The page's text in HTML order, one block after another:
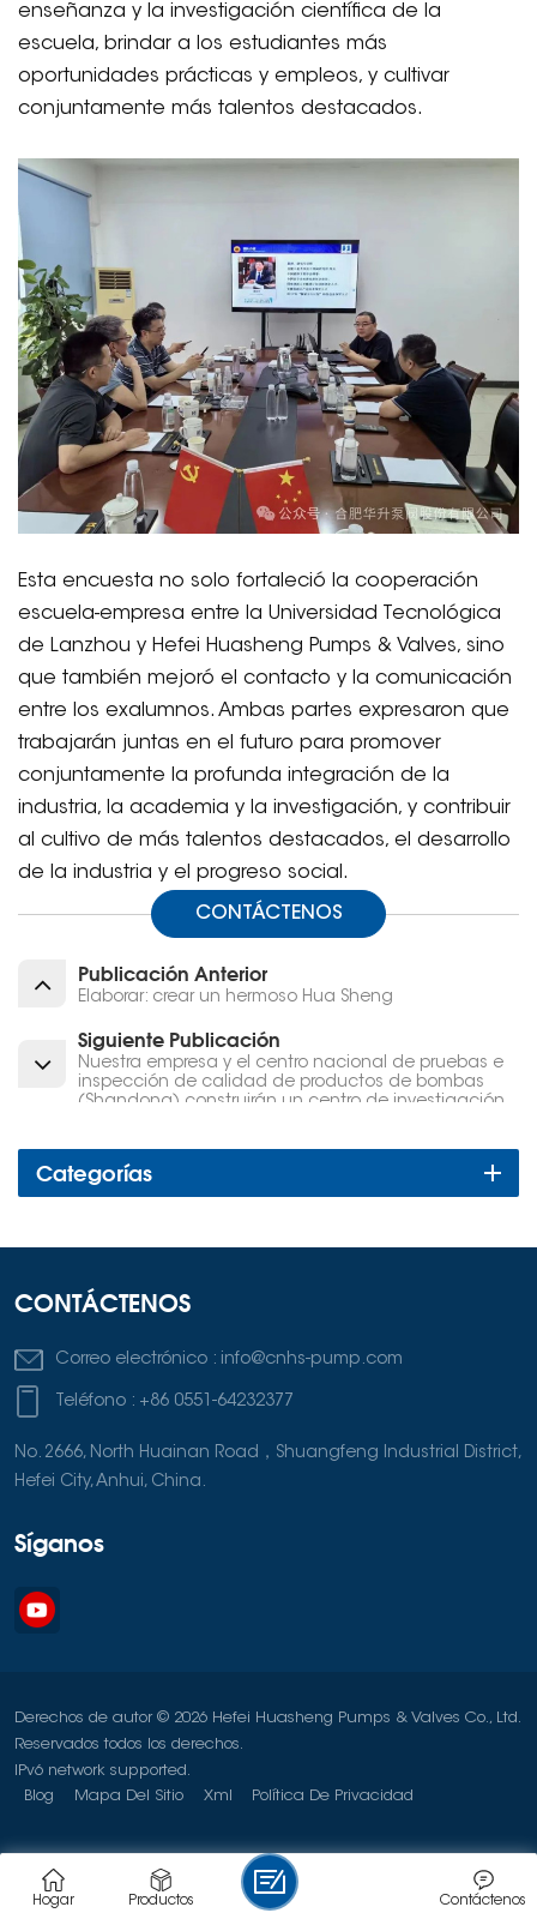
enseñanza y la investigación científica de la
escuela, brindar a los estudiantes más
oportunidades prácticas y empleos, y cultivar
conjuntamente más talentos destacados.
Esta encuesta no solo fortaleció la cooperación
escuela-empresa entre la Universidad Tecnológica
de Lanzhou y Hefei Huasheng Pumps & Valves, sino
que también mejoró el contacto y la comunicación
entre los exalumnos. Ambas partes expresaron que
trabajarán juntas en el futuro para promover
conjuntamente la profunda integración de la
industria, la academia y la investigación, y contribuir
al cultivo de más talentos destacados, el desarrollo
de la industria y el progreso social.
CONTÁCTENOS
Publicación Anterior
Elaborar: crear un hermoso Hua Sheng
Siguiente Publicación
Nuestra empresa y el centro nacional de pruebas e
inspección de calidad de productos de bombas
(Shandong) construirán un centro de investigación
Categorías
CONTÁCTENOS
Correo electrónico : info@cnhs-pump.com
Teléfono : +86 0551-64232377
No. 2666, North Huainan Road，Shuangfeng Industrial District,
Hefei City, Anhui, China.
Síganos
Derechos de autor © 2026 Hefei Huasheng Pumps & Valves Co., Ltd.
Reservados todos los derechos.
IPv6 network supported.
Blog
Mapa Del Sitio Xml Política De Privacidad
Hogar Productos Contáctenos